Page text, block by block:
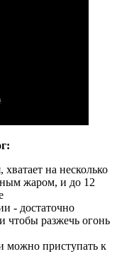
на несколько
жаром, и до 12
- достаточно
чтобы разжечь огонь
можно приступать к